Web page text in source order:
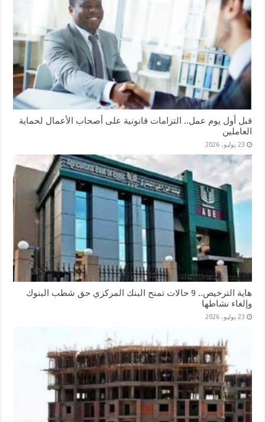
قبل أول يوم عمل.. التزامات قانونية على أصحاب الأعمال لحماية
العاملين
23 يوليو، 2026
هاية الترخيص.. 9 حالات تمنح البنك المركزي حق شطب البنوك
وإلغاء نشاطها
23 يوليو، 2026